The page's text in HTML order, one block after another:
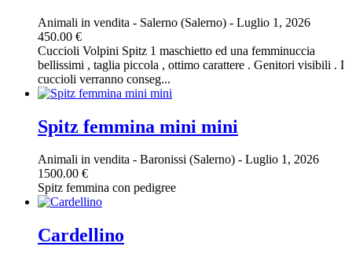
Animali in vendita - Salerno (Salerno) - Luglio 1, 2026
450.00 €
Cuccioli Volpini Spitz 1 maschietto ed una femminuccia
bellissimi , taglia piccola , ottimo carattere . Genitori visibili . I
cuccioli verranno conseg...
Spitz femmina mini mini
Animali in vendita - Baronissi (Salerno) - Luglio 1, 2026
1500.00 €
Spitz femmina con pedigree
Cardellino